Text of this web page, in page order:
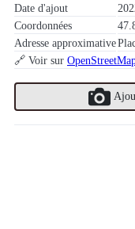
Date d'ajout
Coordonnées
Adresse approximative
🔗 Voir sur